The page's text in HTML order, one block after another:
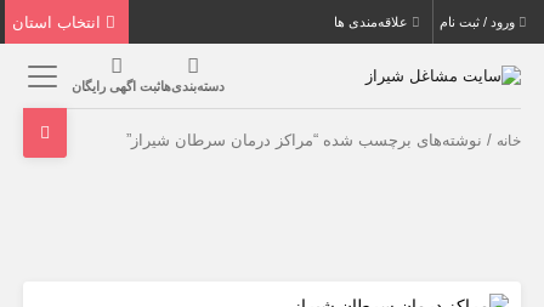
ورود / ثبت نام علاقه‌مندی ها
دسته‌بندی‌هاثبت اگهی رایگان
خانه / نوشته‌های برچسب شده “مراکز درمان سرطان شیراز”